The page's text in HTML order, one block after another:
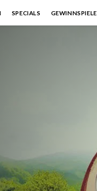
SPECIALS GEWINNSPIELE